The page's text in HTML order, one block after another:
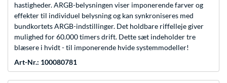
hastigheder. ARGB-belysningen viser imponerende farver og
effekter til individuel belysning og kan synkroniseres med
bundkortets ARGB-indstillinger. Det holdbare riffelleje giver
mulighed for 60.000 timers drift. Dette sæt indeholder tre
blæsere i hvidt - til imponerende hvide systemmodeller!
Art-Nr.: 100080781